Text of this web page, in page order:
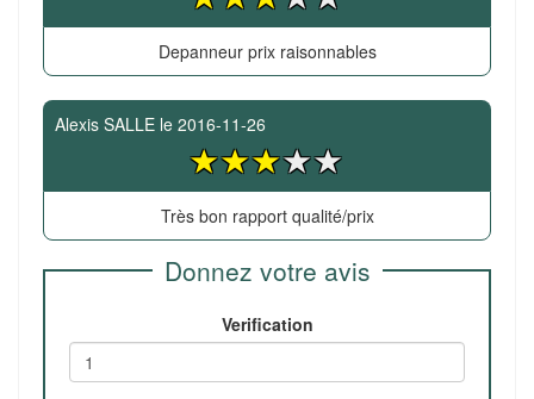
Depanneur prix raisonnables
Alexis SALLE le 2016-11-26
Très bon rapport qualité/prix
Donnez votre avis
Verification